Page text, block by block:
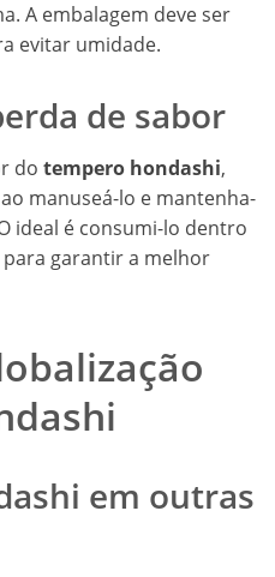
A embalagem deve ser
evitar umidade.
de sabor
do tempero hondashi,
manuseá-lo e mantenha-
ideal é consumi-lo dentro
garantir a melhor
em outras